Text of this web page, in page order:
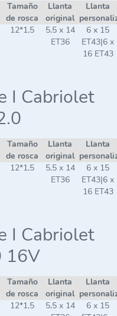
Tamaño
de rosca
Llanta
original
Llanta
12*1,5
5,5 x 14
ET36
6 x 15
ET43|6 x
16 ET43
I Cabriolet
Tamaño
de rosca
Llanta
original
Llanta
12*1,5
5,5 x 14
ET36
6 x 15
ET43|6 x
16 ET43
I Cabriolet
16V
Tamaño
de rosca
Llanta
original
Llanta
12*1,5
5,5 x 14
6 x 15